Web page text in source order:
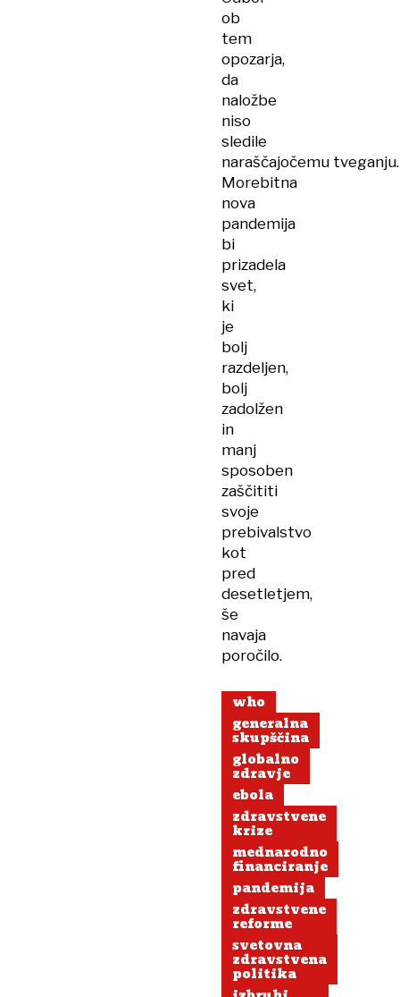
ob
tem
opozarja,
da
naložbe
niso
sledile
naraščajočemu tveganju.
Morebitna
nova
pandemija
bi
prizadela
svet,
ki
je
bolj
razdeljen,
bolj
zadolžen
in
manj
sposoben
zaščititi
svoje
prebivalstvo
kot
pred
desetletjem,
še
navaja
poročilo.
who
generalna
skupščina
globalno
zdravje
ebola
zdravstvene
krize
mednarodno
financiranje
pandemija
zdravstvene
reforme
svetovna
zdravstvena
politika